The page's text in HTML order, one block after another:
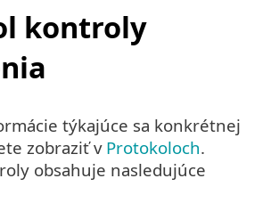
kontroly
týkajúce sa konkrétnej
zobraziť v Protokoloch.
obsahuje nasledujúce